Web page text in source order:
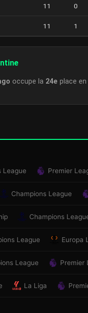
11 0
11 1
occupe la 24e place en
League Premier
Champions League
Champions
League Europa
League Premier
La Liga